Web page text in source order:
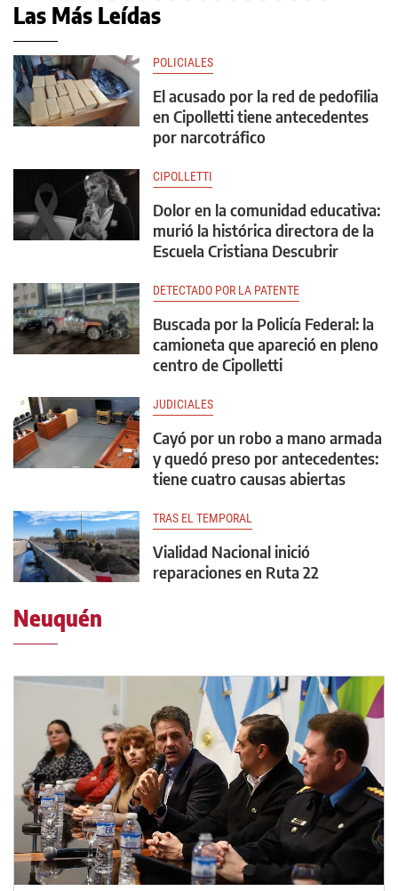
Las Más Leídas
POLICIALES
El acusado por la red de pedofilia
en Cipolletti tiene antecedentes
por narcotráfico
CIPOLLETTI
Dolor en la comunidad educativa:
murió la histórica directora de la
Escuela Cristiana Descubrir
DETECTADO POR LA PATENTE
Buscada por la Policía Federal: la
camioneta que apareció en pleno
centro de Cipolletti
JUDICIALES
Cayó por un robo a mano armada
y quedó preso por antecedentes:
tiene cuatro causas abiertas
TRAS EL TEMPORAL
Vialidad Nacional inició
reparaciones en Ruta 22
Neuquén